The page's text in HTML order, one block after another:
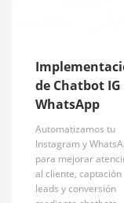
de Chatbot IG
WhatsApp
Automatizamos tu
Instagram y
para mejorar
al cliente, captación
leads y conversión